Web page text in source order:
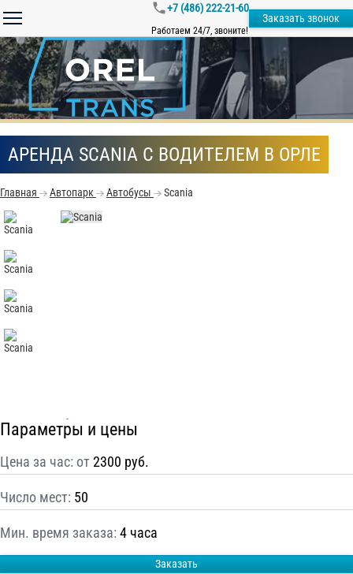
+7 (486) 222-21-60
Работаем 24/7, звоните!
Заказать звонок
АРЕНДА SCANIA С ВОДИТЕЛЕМ В ОРЛЕ
Главная Автопарк Автобусы Scania
Параметры и цены
Цена за час: от2300 руб.
Число мест: 50
Мин. время заказа: 4 часа
Заказать